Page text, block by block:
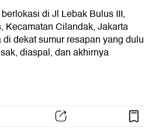
di Jl Lebak Bulus III,
Kecamatan Cilandak, Jakarta
dekat sumur resapan yang dulu
diaspal, dan akhirnya